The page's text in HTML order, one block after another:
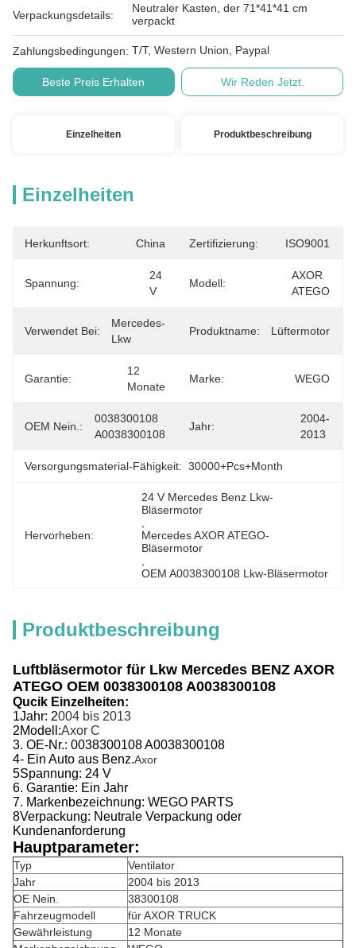
Verpackungsdetails:
Neutraler Kasten, der 71*41*41 cm
verpackt
Zahlungsbedingungen: T/T, Western Union, Paypal
Beste Preis Erhalten Wir Reden Jetzt.
Einzelheiten Produktbeschreibung
Einzelheiten
Herkunftsort: China Zertifizierung: ISO9001
Spannung:
24
V
Modell:
AXOR
ATEGO
Verwendet Bei:
Mercedes-
Lkw
Produktname: Lüftermotor
Garantie:
12
Monate
Marke: WEGO
OEM Nein.:
0038300108
A0038300108
Jahr:
2004-
2013
Versorgungsmaterial-Fähigkeit: 30000+Pcs+Month
Hervorheben:
24 V Mercedes Benz Lkw-
Bläsermotor
Mercedes AXOR ATEGO-
Bläsermotor
OEM A0038300108 Lkw-Bläsermotor
Produktbeschreibung
Luftbläsermotor für Lkw Mercedes BENZ AXOR
ATEGO OEM 0038300108 A0038300108
Qucik Einzelheiten:
1Jahr: 2004 bis 2013
2Modell:Axor C
3. OE-Nr.: 0038300108 A0038300108
4- Ein Auto aus Benz.Axor
5Spannung: 24 V
6. Garantie: Ein Jahr
7. Markenbezeichnung: WEGO PARTS
8Verpackung: Neutrale Verpackung oder
Kundenanforderung
Hauptparameter:
Typ
Ventilator
Jahr
2004 bis 2013
OE Nein.
38300108
Fahrzeugmodell
für AXOR TRUCK
Gewährleistung
12 Monate